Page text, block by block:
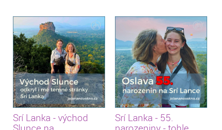
Srí Lanka - východ
Srí Lanka - 55.